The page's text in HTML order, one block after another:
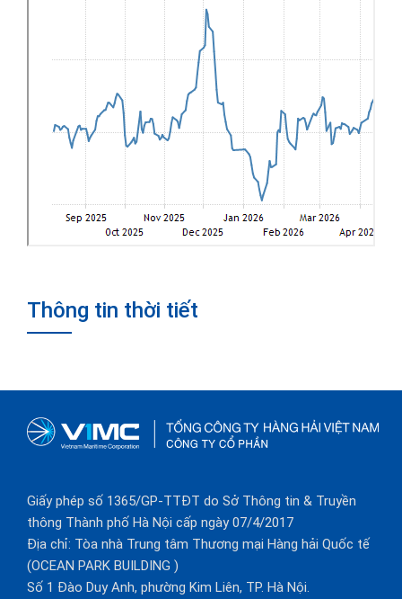
Thông tin thời tiết
Giấy phép số 1365/GP-TTĐT do Sở Thông tin & Truyền
thông Thành phố Hà Nội cấp ngày 07/4/2017
Địa chỉ: Tòa nhà Trung tâm Thương mại Hàng hải Quốc tế
(OCEAN PARK BUILDING )
Số 1 Đào Duy Anh, phường Kim Liên, TP. Hà Nội.